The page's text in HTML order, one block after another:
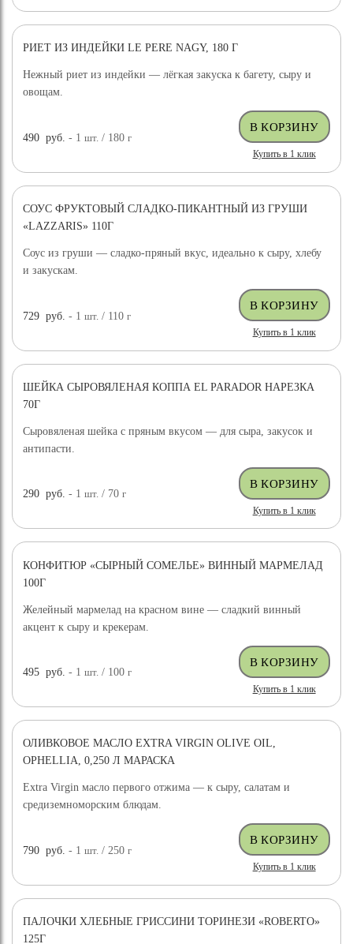
РИЕТ ИЗ ИНДЕЙКИ LE PERE NAGY, 180 Г
Нежный риет из индейки — лёгкая закуска к багету, сыру и
овощам.
490 руб. - 1шт. / 180г
Купить в 1 клик
СОУС ФРУКТОВЫЙ СЛАДКО-ПИКАНТНЫЙ ИЗ ГРУШИ
«LAZZARIS» 110Г
Соус из груши — сладко-пряный вкус, идеально к сыру, хлебу
и закускам.
729 руб. - 1шт. / 110г
Купить в 1 клик
ШЕЙКА СЫРОВЯЛЕНАЯ КОППА EL PARADOR НАРЕЗКА
70Г
Сыровяленая шейка с пряным вкусом — для сыра, закусок и
антипасти.
290 руб. - 1шт. / 70г
Купить в 1 клик
КОНФИТЮР «СЫРНЫЙ СОМЕЛЬЕ» ВИННЫЙ МАРМЕЛАД
100Г
Желейный мармелад на красном вине — сладкий винный
акцент к сыру и крекерам.
495 руб. - 1шт. / 100г
Купить в 1 клик
ОЛИВКОВОЕ МАСЛО EXTRA VIRGIN OLIVE OIL,
OPHELLIA, 0,250 Л МАРАСКА
Extra Virgin масло первого отжима — к сыру, салатам и
средиземноморским блюдам.
790 руб. - 1шт. / 250г
Купить в 1 клик
ПАЛОЧКИ ХЛЕБНЫЕ ГРИССИНИ ТОРИНЕЗИ «ROBERTO»
125Г